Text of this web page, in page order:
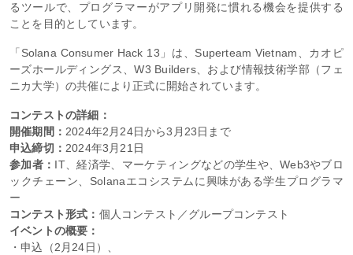
るツールで、プログラマーがアプリ開発に慣れる機会を提供する
ことを目的としています。
「Solana Consumer Hack 13」は、Superteam Vietnam、カオピ
ーズホールディングス、W3 Builders、および情報技術学部（フェ
ニカ大学）の共催により正式に開始されています。
コンテストの詳細：
開催期間： 2024年2月24日から3月23日まで
申込締切： 2024年3月21日
参加者： IT、経済学、マーケティングなどの学生や、Web3やブロ
ックチェーン、Solanaエコシステムに興味がある学生プログラマ
ー
コンテスト形式： 個人コンテスト／グループコンテスト
イベントの概要：
・申込（2月24日）、